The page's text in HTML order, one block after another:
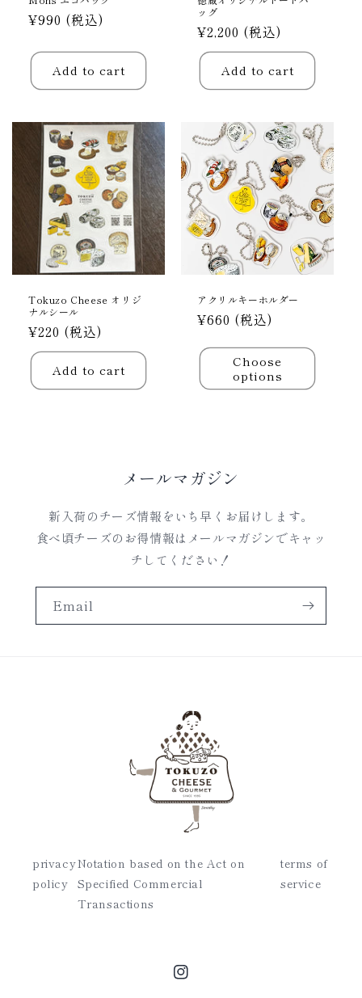
Regular
¥990 (税込)
Add to cart
ッグ
Regular
price
¥2,200 (税込)
Add to cart
Tokuzo Cheese オリジ
ナルシール
Regular
price
¥220 (税込)
Add to cart
アクリルキーホルダー
Regular
¥660 (税込)
Choose
options
メールマガジン
新入荷のチーズ情報をいち早くお届けします。
食べ頃チーズのお得情報はメールマガジンでキャッ
チしてください！
Email
privacy
policy
Notation based on the Act on
Specified Commercial
Transactions
terms of
service
Instagram